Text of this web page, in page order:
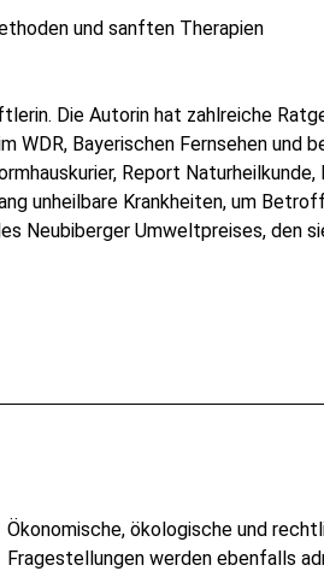
und sanften Therapien
Die Autorin hat zahlreiche
WDR, Bayerischen Fernsehen
Report
unheilbare Krankheiten, um
Neubiberger Umweltpreises, den
Ökonomische, ökologische und
Fragestellungen werden ebenfalls